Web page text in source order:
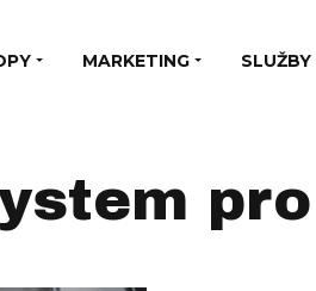
MARKETING SLUŽBY